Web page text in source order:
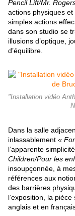
Pencil Lift/Mr.
actions physiques
simples actions
dans son studio se
illusions d’optique,
d’équilibre.
"Installation vidéo
Dans la salle
inlassablement «
l’apparente
Children/Pour les
insoupçonnée, à
références aux
des barrières
l’exposition, la
anglais et en